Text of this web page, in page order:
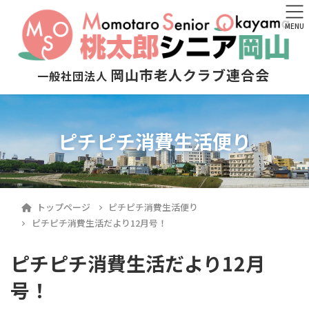
一般社団法人 岡山市老人クラブ連合会
ピチピチ消費生活便り
トップページ
ピチピチ消費生活便り
ピチピチ消費生活だより12月号！
ピチピチ消費生活だより12月
号！
MENU